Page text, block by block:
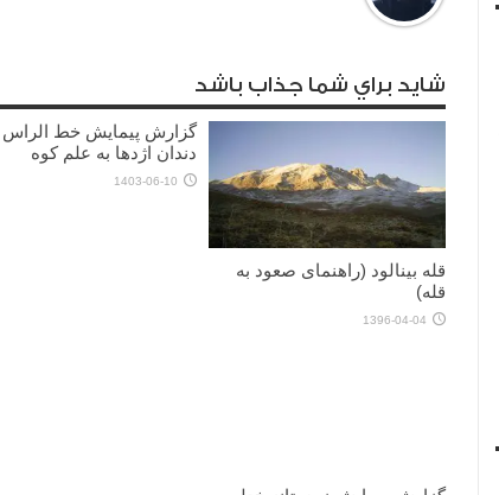
شايد براي شما جذاب باشد
قله بینالود (راهنمای صعود به
قله)
1396-04-04
گزارش پیمایش خط الراس
دندان اژدها به علم کوه
1403-06-10